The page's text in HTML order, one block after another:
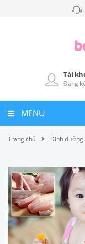
Tài
Đăng
MENU
Trang chủ Dinh dưỡng